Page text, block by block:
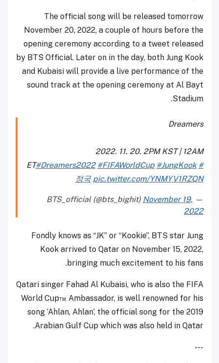
The official song will be released tomorrow
November 20, 2022, a couple of hours before the
opening ceremony according to a tweet released
by BTS Official. Later on in the day, both Jung Kook
and Kubaisi will provide a live performance of the
sound track at the opening ceremony at Al Bayt
Stadium.
Dreamers
2022. 11. 20. 2PM KST | 12AM
ET#Dreamers2022 #FIFAWorldCup #JungKook #
정국 pic.twitter.com/YNMYV1RZQN
— BTS_official (@bts_bighit)
November 19,
2022
Fondly knows as “JK” or “Kookie”, BTS star Jung
Kook arrived to Qatar on November 15, 2022,
bringing much excitement to his fans.
Qatari singer Fahad Al Kubaisi, who is also the FIFA
World Cup™ Ambassador, is well renowned for his
song ‘Ahlan, Ahlan’, the official song for the 2019
Arabian Gulf Cup which was also held in Qatar.
---